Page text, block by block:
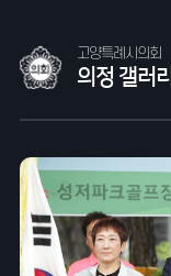
고양특례시의회
의정 갤러리